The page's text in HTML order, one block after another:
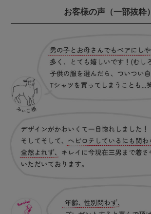
お客様の声（一部抜粋）